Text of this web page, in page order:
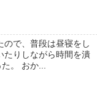
で、普段は昼寝をし
たりしながら時間を潰
。 おか...